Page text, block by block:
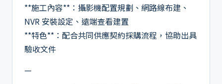
**施工內容**：攝影機配置規劃、網路線布建、
NVR 安裝設定、遠端查看建置
**特色**：配合共同供應契約採購流程，協助出具
驗收文件
—